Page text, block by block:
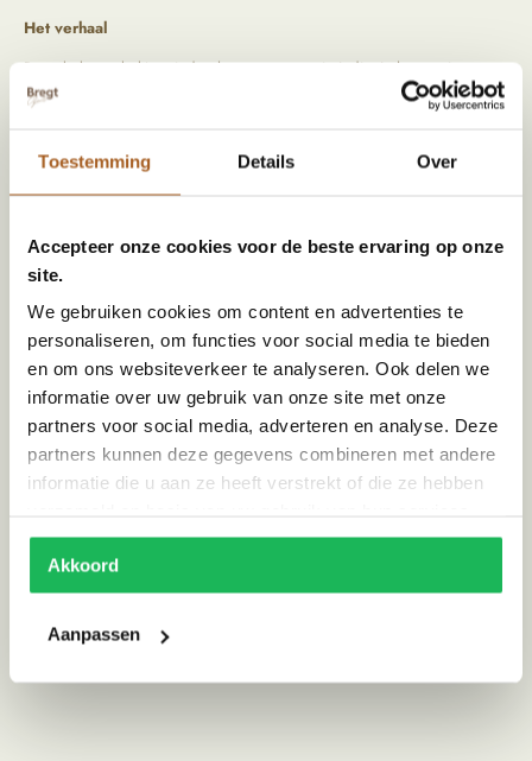
Toestemming Details Over
Accepteer onze cookies voor de beste ervaring op onze
site.
We gebruiken cookies om content en advertenties te
personaliseren, om functies voor social media te bieden
en om ons websiteverkeer te analyseren. Ook delen we
informatie over uw gebruik van onze site met onze
partners voor social media, adverteren en analyse. Deze
partners kunnen deze gegevens combineren met andere
informatie die u aan ze heeft verstrekt of die ze hebben
Akkoord
Aanpassen
Het verhaal
Deze baksteenbakjes vinden hun oorsprong in India. In hun vorige
leven dienden ze als mal voor het maken van bakstenen. Ze zijn niet
alleen stijlvol en functioneel, maar ook duurzaam doordat je kiest voor
materiaal nieuw leven in te blazen en tegelijkertijd iets te maken dat
stijlvol en functioneel is. Wij reizen zelf af naar India om zelf de mooiste
Specificaties
Hoogte (cm) 9
Breedte (cm) 62
Materiaal Hout, Metaal
Land van herkomst